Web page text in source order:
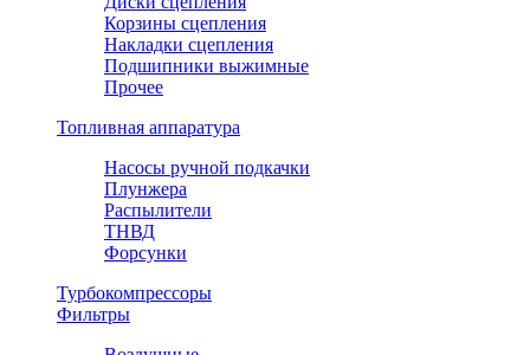
Корзины сцепления
Накладки сцепления
Подшипники выжимные
Прочее
Топливная аппаратура
Насосы ручной подкачки
Плунжера
Распылители
ТНВД
Форсунки
Турбокомпрессоры
Фильтры